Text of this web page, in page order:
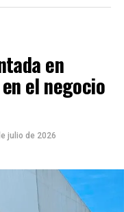
en
el negocio
julio de 2026